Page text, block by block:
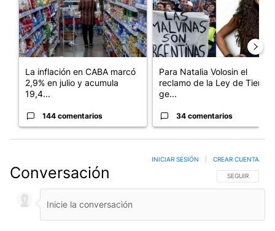
La inflación en CABA marcó
2,9% en julio y acumula
19,4...
144 comentarios
Para Natalia Volosin el
reclamo de la Ley de Tierras
ge...
34 comentarios
Conversación SIGA ESTA
SEGUIR
INICIAR SESIÓN CREAR CUENTA